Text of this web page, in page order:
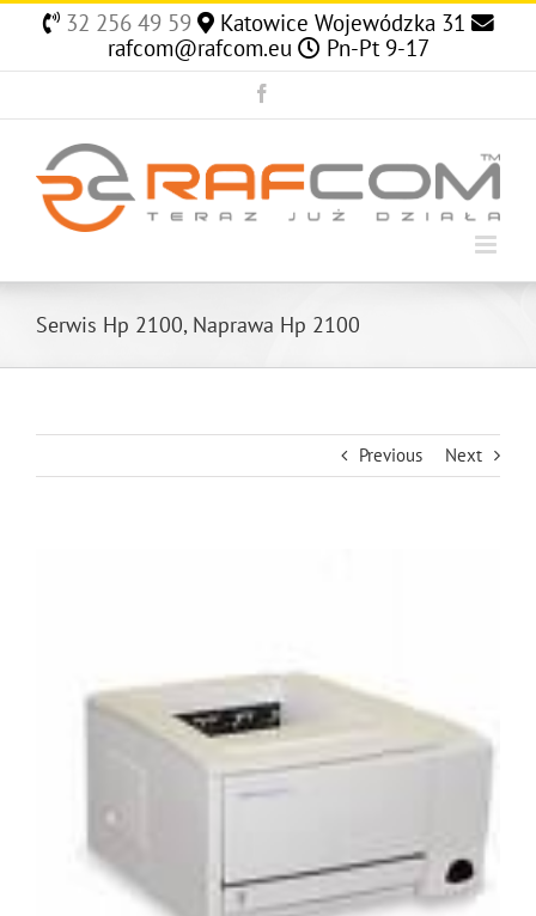
Skip
32 256 49 59
Katowice Wojewódzka 31
rafcom@rafcom.eu
Pn-Pt 9-17
Serwis Hp 2100, Naprawa Hp 2100
Previous Next